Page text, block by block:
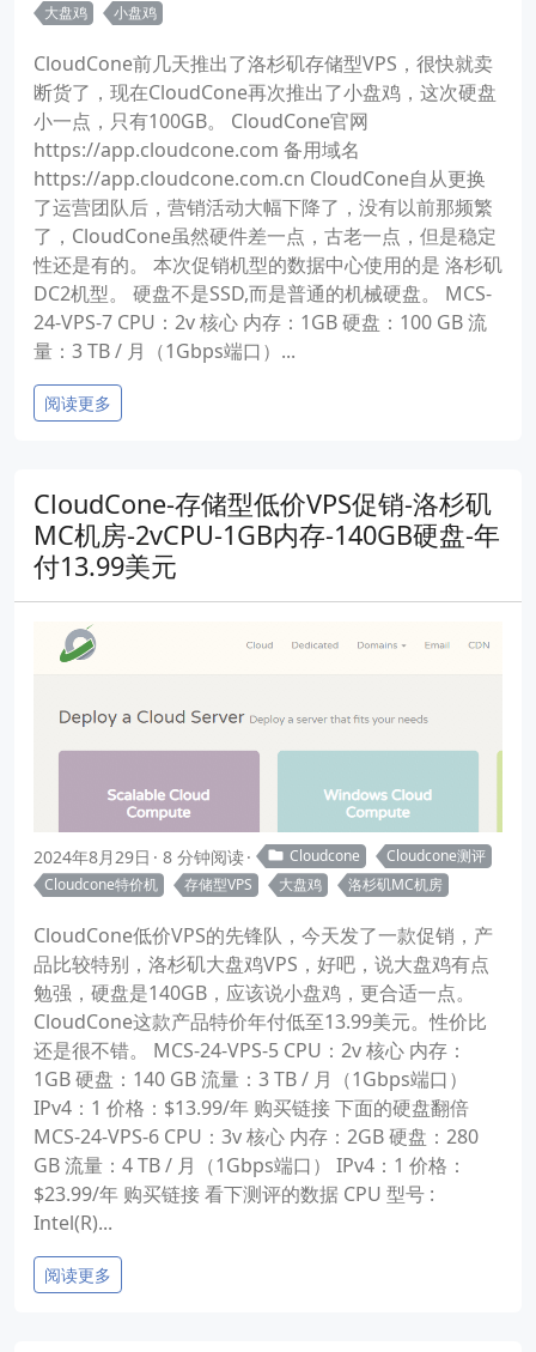
大盘鸡 小盘鸡
CloudCone前几天推出了洛杉矶存储型VPS，很快就卖
断货了，现在CloudCone再次推出了小盘鸡，这次硬盘
小一点，只有100GB。 CloudCone官网
https://app.cloudcone.com 备用域名
https://app.cloudcone.com.cn CloudCone自从更换
了运营团队后，营销活动大幅下降了，没有以前那频繁
了，CloudCone虽然硬件差一点，古老一点，但是稳定
性还是有的。 本次促销机型的数据中心使用的是 洛杉矶
DC2机型。 硬盘不是SSD,而是普通的机械硬盘。 MCS-
24-VPS-7 CPU：2v 核心 内存：1GB 硬盘：100 GB 流
量：3 TB / 月（1Gbps端口）...
阅读更多
CloudCone-存储型低价VPS促销-洛杉矶
MC机房-2vCPU-1GB内存-140GB硬盘-年
付13.99美元
2024年8月29日 8 分钟阅读 Cloudcone
Cloudcone测评
Cloudcone特价机
存储型VPS 大盘鸡 洛杉矶MC机房
CloudCone低价VPS的先锋队，今天发了一款促销，产
品比较特别，洛杉矶大盘鸡VPS，好吧，说大盘鸡有点
勉强，硬盘是140GB，应该说小盘鸡，更合适一点。
CloudCone这款产品特价年付低至13.99美元。性价比
还是很不错。 MCS-24-VPS-5 CPU：2v 核心 内存：
1GB 硬盘：140 GB 流量：3 TB / 月（1Gbps端口）
IPv4：1 价格：$13.99/年 购买链接 下面的硬盘翻倍
MCS-24-VPS-6 CPU：3v 核心 内存：2GB 硬盘：280
GB 流量：4 TB / 月（1Gbps端口） IPv4：1 价格：
$23.99/年 购买链接 看下测评的数据 CPU 型号 :
Intel(R)...
阅读更多